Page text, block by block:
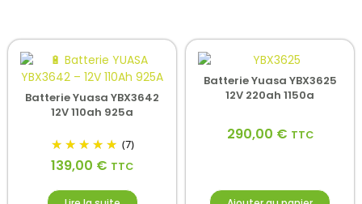
Batterie Yuasa YBX3642
12V 110ah 925a
(7)
139,00 € TTC
Batterie Yuasa YBX3625
12V 220ah 1150a
290,00 € TTC